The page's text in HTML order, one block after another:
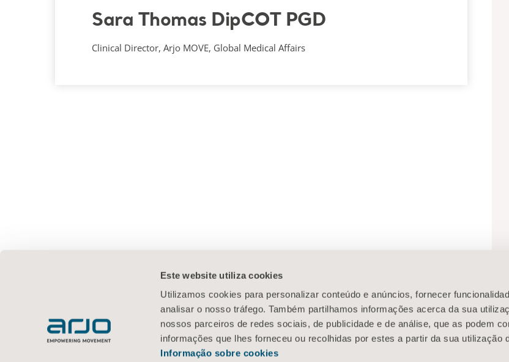
Este website utiliza cookies
Utilizamos cookies para personalizar conteúdo e anúncios, fornecer
analisar o nosso tráfego. Também partilhamos informações acerca da sua
nossos parceiros de redes sociais, de publicidade e de análise, que as podem
informações que lhes forneceu ou recolhidas por estes a partir da sua utilização
Informação sobre cookies
Sara Thomas DipCOT PGD
Clinical Director, Arjo MOVE, Global Medical Affairs